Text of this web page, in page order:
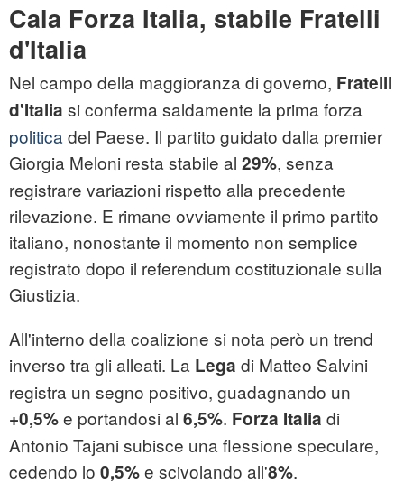
Cala Forza Italia, stabile Fratelli
d'Italia
Nel campo della maggioranza di governo, Fratelli
d'Italia si conferma saldamente la prima forza
politica del Paese. Il partito guidato dalla premier
Giorgia Meloni resta stabile al 29%, senza
registrare variazioni rispetto alla precedente
rilevazione. E rimane ovviamente il primo partito
italiano, nonostante il momento non semplice
registrato dopo il referendum costituzionale sulla
Giustizia.
All'interno della coalizione si nota però un trend
inverso tra gli alleati. La Lega di Matteo Salvini
registra un segno positivo, guadagnando un
+0,5%e portandosi al 6,5%. Forza Italia di
Antonio Tajani subisce una flessione speculare,
cedendo lo 0,5%e scivolando all'8%.